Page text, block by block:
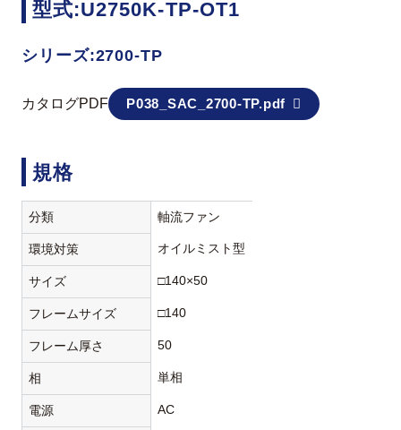
型式:U2750K-TP-OT1
シリーズ:2700-TP
カタログPDF P038_SAC_2700-TP.pdf
規格
分類 軸流ファン
環境対策 オイルミスト型
サイズ □140×50
フレームサイズ □140
フレーム厚さ 50
相 単相
電源 AC